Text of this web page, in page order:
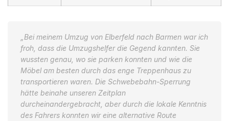
„Bei meinem Umzug von Elberfeld nach Barmen war ich
froh, dass die Umzugshelfer die Gegend kannten. Sie
wussten genau, wo sie parken konnten und wie die
Möbel am besten durch das enge Treppenhaus zu
transportieren waren. Die Schwebebahn-Sperrung
hätte beinahe unseren Zeitplan
durcheinandergebracht, aber durch die lokale Kenntnis
des Fahrers konnten wir eine alternative Route